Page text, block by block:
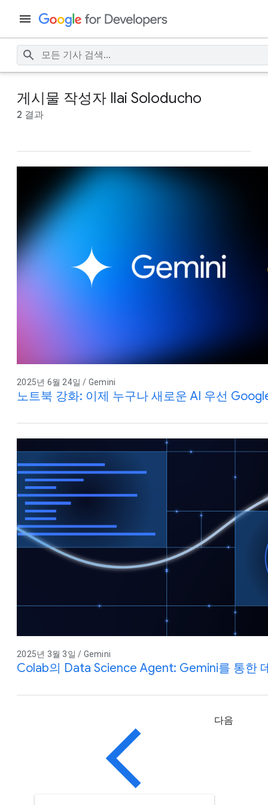
게시물 작성자 Ilai Soloducho
2 결과
2025년 6월 24일 / Gemini
노트북 강화: 이제 누구나 새로운 AI 우선
2025년 3월 3일 / Gemini
Colab의 Data Science Agent: Gemini를 통한
다음